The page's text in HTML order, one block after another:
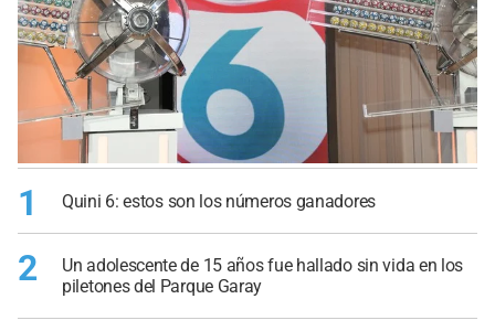
1 Quini 6: estos son los números ganadores
2
Un adolescente de 15 años fue hallado sin vida en los
piletones del Parque Garay